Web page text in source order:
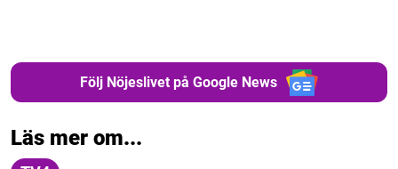
Följ Nöjeslivet på Google News
Läs mer om...